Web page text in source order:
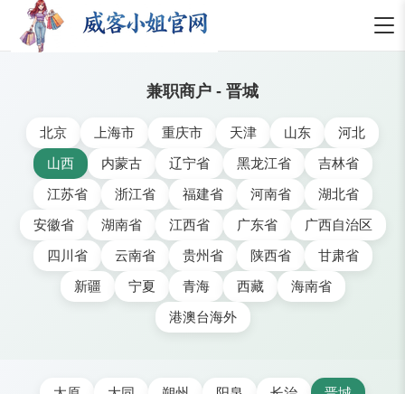
兼职商户 - 晋城
北京 上海市 重庆市 天津 山东
河北
山西
内蒙古 辽宁省 黑龙江省
吉林省
江苏省
浙江省 福建省 河南省
湖北省
安徽省
湖南省 江西省 广东省
广西自治区
四川省
云南省 贵州省 陕西省
甘肃省
新疆
宁夏 青海 西藏
海南省
港澳台海外